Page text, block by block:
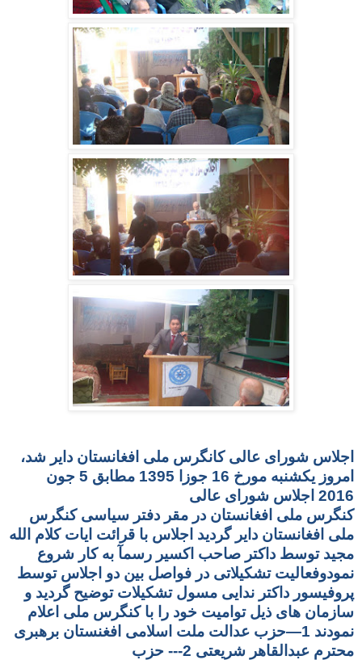
اجلاس شورای عالی کانگرس ملی افغانستان دایر شد،
امروز یکشنبه مورخ 16 جوزا 1395 مطابق 5 جون
2016 اجلاس شورای عالی
کنگرس ملی افغانستان در مقر دفتر سیاسی کنگرس
ملی افغانستان دایر گردید اجلاس با قرائت ایات کلام الله
مجید توسط داکتر صاحب اکسیر رسمآ به کار شروع
نمودوفعالیت تشکیلاتی در فواصل بین دو اجلاس توسط
پروفیسور داکتر ندایی مسول تشکیلات توضیح گردید و
سازمان های ذیل توامیت خود را با کنگرس ملی اعلام
نمودند 1—حزب عدالت ملت اسلامی افغنستان برهبری
محترم عبدالقاهر شریعتی 2--- حزب